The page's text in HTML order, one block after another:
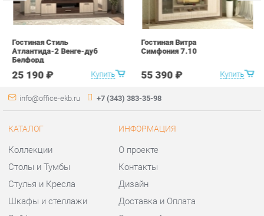
info@office-ekb.ru +7 (343) 383-35-98
КАТАЛОГ
Стулья и Кресла
Сейфы
Офисная мебель
Хранение инструментов
Мягкая офисная мебель
ИНФОРМАЦИЯ
О проекте
Дизайн
Скидки и Акции
Политика
Гарантия
Помощь